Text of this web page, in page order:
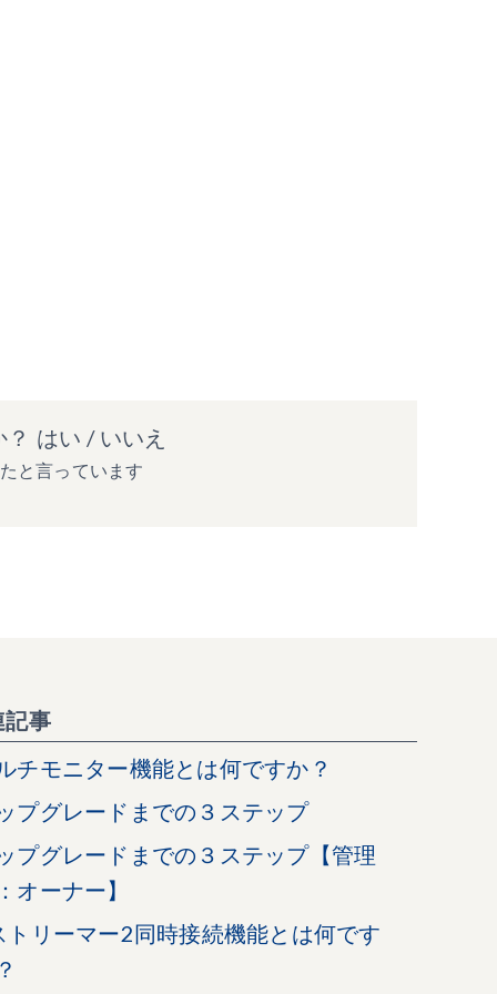
はい / いいえ
と言っています
記事
チモニター機能とは何ですか？
プグレードまでの３ステップ
プグレードまでの３ステップ【管理
オーナー】
トリーマー2同時接続機能とは何です